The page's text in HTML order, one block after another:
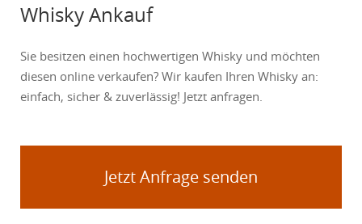
Whisky Ankauf
Sie besitzen einen hochwertigen Whisky und möchten
diesen online verkaufen? Wir kaufen Ihren Whisky an:
einfach, sicher & zuverlässig! Jetzt anfragen.
Jetzt Anfrage senden